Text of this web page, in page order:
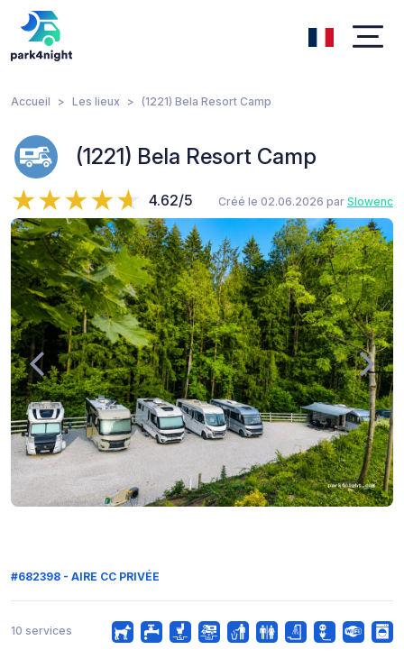
Accueil Les lieux (1221) Bela Resort Camp
(1221) Bela Resort Camp
4.62/5 Créé le 02.06.2026 par Slowenc
#682398 - AIRE CC PRIVÉE
10 services